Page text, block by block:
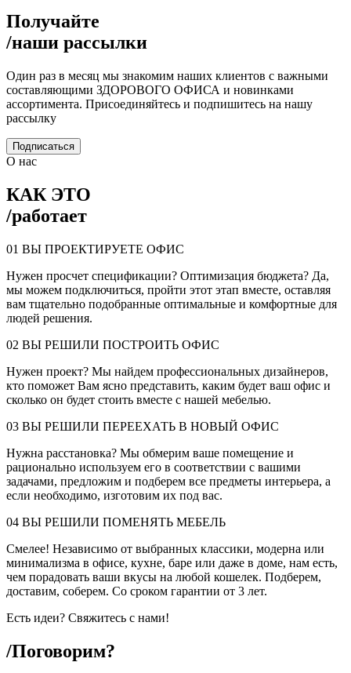
Получайте
/наши рассылки
Один раз в месяц мы знакомим наших клиентов с важными
составляющими ЗДОРОВОГО ОФИСА и новинками
ассортимента. Присоединяйтесь и подпишитесь на нашу
рассылку
Подписаться
О нас
КАК ЭТО
/работает
01 ВЫ ПРОЕКТИРУЕТЕ ОФИС
Нужен просчет спецификации? Оптимизация бюджета? Да,
мы можем подключиться, пройти этот этап вместе, оставляя
вам тщательно подобранные оптимальные и комфортные для
людей решения.
02 ВЫ РЕШИЛИ ПОСТРОИТЬ ОФИС
Нужен проект? Мы найдем профессиональных дизайнеров,
кто поможет Вам ясно представить, каким будет ваш офис и
сколько он будет стоить вместе с нашей мебелью.
03 ВЫ РЕШИЛИ ПЕРЕЕХАТЬ В НОВЫЙ ОФИС
Нужна расстановка? Мы обмерим ваше помещение и
рационально используем его в соответствии с вашими
задачами, предложим и подберем все предметы интерьера, а
если необходимо, изготовим их под вас.
04 ВЫ РЕШИЛИ ПОМЕНЯТЬ МЕБЕЛЬ
Смелее! Независимо от выбранных классики, модерна или
минимализма в офисе, кухне, баре или даже в доме, нам есть,
чем порадовать ваши вкусы на любой кошелек. Подберем,
доставим, соберем. Со сроком гарантии от 3 лет.
Есть идеи? Свяжитесь с нами!
/Поговорим?